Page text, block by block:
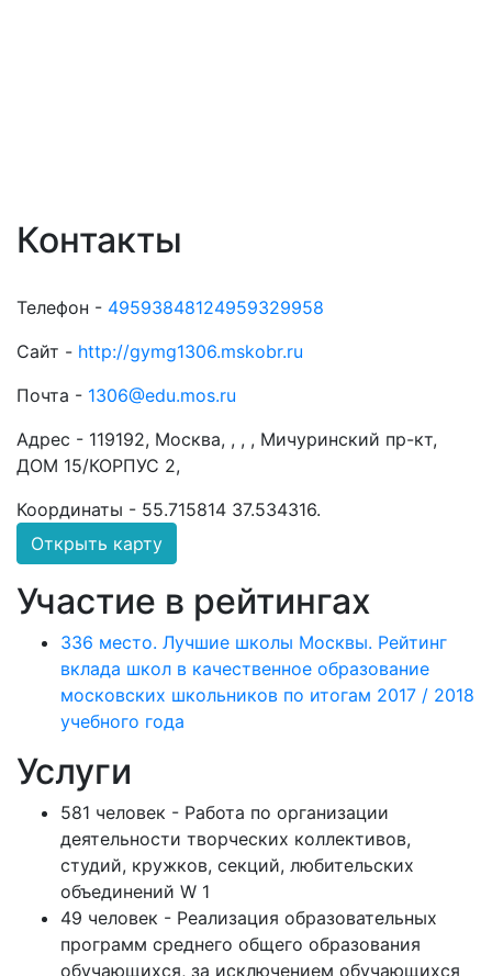
Контакты
Телефон - 49593848124959329958
Сайт - http://gymg1306.mskobr.ru
Почта - 1306@edu.mos.ru
Адрес - 119192, Москва, , , , Мичуринский пр-кт,
ДОМ 15/КОРПУС 2,
Координаты - 55.715814 37.534316.
Открыть карту
Участие в рейтингах
336 место. Лучшие школы Москвы. Рейтинг
вклада школ в качественное образование
московских школьников по итогам 2017 / 2018
учебного года
Услуги
581 человек - Работа по организации
деятельности творческих коллективов,
студий, кружков, секций, любительских
объединений W 1
49 человек - Реализация образовательных
программ среднего общего образования
обучающихся, за исключением обучающихся